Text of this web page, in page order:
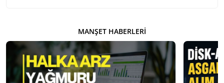
MANŞET HABERLERI